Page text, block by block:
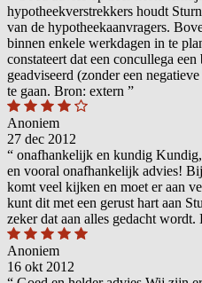
hypotheekverstrekkers houdt
van de hypotheekaanvragers.
binnen enkele werkdagen in te
constateert dat een concullega
geadviseerd (zonder een
te gaan. Bron: extern ”
Anoniem
27 dec 2012
“ onafhankelijk en kundig
en vooral onafhankelijk advies!
komt veel kijken en moet er aan
kunt dit met een gerust hart aan
zeker dat aan alles gedacht wordt.
Anoniem
16 okt 2012